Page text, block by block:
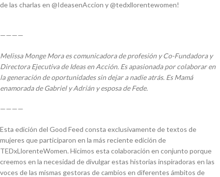
de las charlas en @IdeasenAccion y @tedxllorentewomen!
————
Melissa Monge Mora es comunicadora de profesión y Co-Fundadora y
Directora Ejecutiva de Ideas en Acción. Es apasionada por colaborar en
la generación de oportunidades sin dejar a nadie atrás. Es Mamá
enamorada de Gabriel y Adrián y esposa de Fede.
————
Esta edición del Good Feed consta exclusivamente de textos de
mujeres que participaron en la más reciente edición de
TEDxLlorenteWomen. Hicimos esta colaboración en conjunto porque
creemos en la necesidad de divulgar estas historias inspiradoras en las
voces de las mismas gestoras de cambios en diferentes ámbitos de